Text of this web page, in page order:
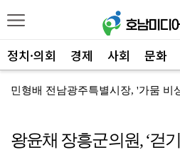
정치·의회 경제 사회 문화
왕윤채 장흥군의원, ‘걷